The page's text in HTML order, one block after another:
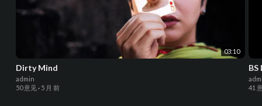
03:10
Dirty Mind
admin
50 意见· 5 月 前
BS
41